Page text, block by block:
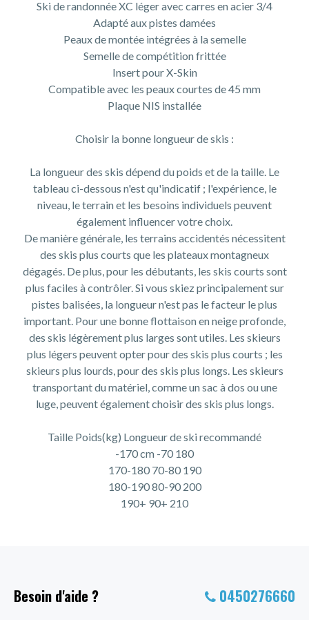
Ski de randonnée XC léger avec carres en acier 3/4
Adapté aux pistes damées
Peaux de montée intégrées à la semelle
Semelle de compétition frittée
Insert pour X-Skin
Compatible avec les peaux courtes de 45 mm
Plaque NIS installée
Choisir la bonne longueur de skis :
La longueur des skis dépend du poids et de la taille. Le
tableau ci-dessous n'est qu'indicatif ; l'expérience, le
niveau, le terrain et les besoins individuels peuvent
également influencer votre choix.
De manière générale, les terrains accidentés nécessitent
des skis plus courts que les plateaux montagneux
dégagés. De plus, pour les débutants, les skis courts sont
plus faciles à contrôler. Si vous skiez principalement sur
pistes balisées, la longueur n'est pas le facteur le plus
important. Pour une bonne flottaison en neige profonde,
des skis légèrement plus larges sont utiles. Les skieurs
plus légers peuvent opter pour des skis plus courts ; les
skieurs plus lourds, pour des skis plus longs. Les skieurs
transportant du matériel, comme un sac à dos ou une
luge, peuvent également choisir des skis plus longs.
Taille Poids(kg) Longueur de ski recommandé
-170 cm -70 180
170-180 70-80 190
180-190 80-90 200
190+ 90+ 210
Besoin d'aide ? 0450276660